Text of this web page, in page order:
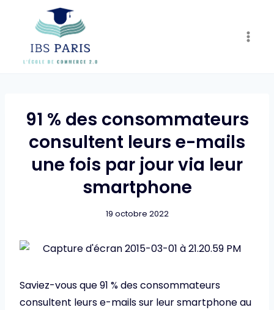
content
91 % des consommateurs
consultent leurs e-mails
une fois par jour via leur
smartphone
19 octobre 2022
Saviez-vous que 91 % des consommateurs
consultent leurs e-mails sur leur smartphone au